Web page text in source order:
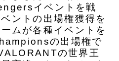
イベントを戦
ントの出場権獲得を
ムが各種イベントを
の出場権で
の世界王